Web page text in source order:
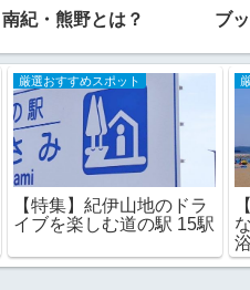
南紀・熊野とは？ ブ
厳選おすすめスポット
【特集】紀伊山地のドラ
イブを楽しむ道の駅 15駅